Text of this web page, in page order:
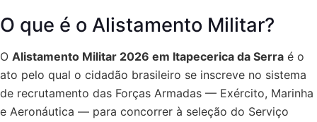
O que é o Alistamento Militar?
O Alistamento Militar 2026 em Itapecerica da Serra é o
ato pelo qual o cidadão brasileiro se inscreve no sistema
de recrutamento das Forças Armadas — Exército, Marinha
e Aeronáutica — para concorrer à seleção do Serviço